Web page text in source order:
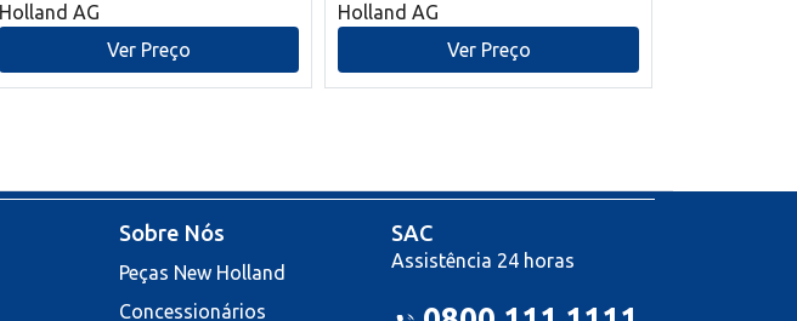
Holland AG
Ver Preço
Holland AG
Ver Preço
Sobre Nós
Peças New Holland
Concessionários
SAC
Assistência 24 horas